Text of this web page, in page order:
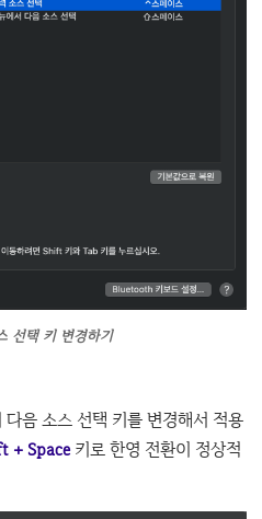
선택 키 변경하기
음 소스 선택 키를 변경해서 적용
+ Space키로 한영 전환이 정상적